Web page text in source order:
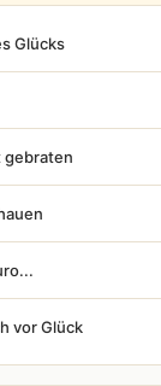
Glücks
gebraten
vor Glück